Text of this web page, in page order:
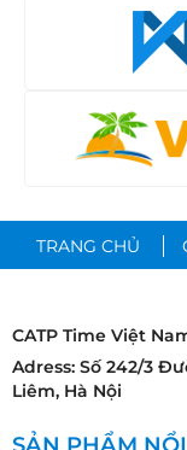
TRANG CHỦ
CATP Time Việt
Adress: Số 242/3
Liêm, Hà Nội